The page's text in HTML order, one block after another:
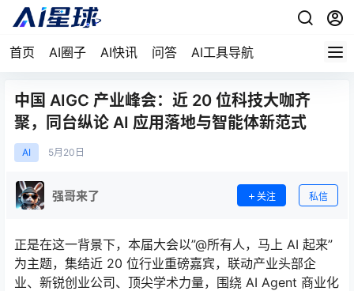
首页 AI圈子 AI快讯 问答 AI工具导航
中国 AIGC 产业峰会：近 20 位科技大咖齐
聚，同台纵论 AI 应用落地与智能体新范式
AI 5月 20日
强哥来了 关注 私信
正是在这一背景下，本届大会以”@所有人，马上 AI 起来”
为主题，集结近 20 位行业重磅嘉宾，联动产业头部企
业、新锐创业公司、顶尖学术力量，围绕 AI Agent 商业化